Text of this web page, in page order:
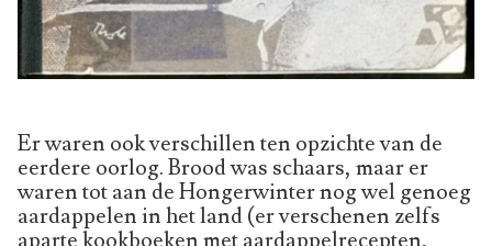
Er waren ook verschillen ten opzichte van de
eerdere oorlog. Brood was schaars, maar er
waren tot aan de Hongerwinter nog wel genoeg
aardappelen in het land (er verschenen zelfs
aparte kookboeken met aardappelrecepten,